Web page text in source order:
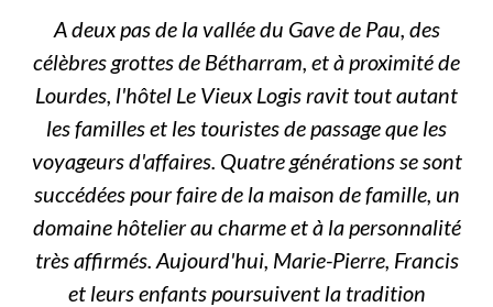
A deux pas de la vallée du Gave de Pau, des
célèbres grottes de Bétharram, et à proximité de
Lourdes, l'hôtel Le Vieux Logis ravit tout autant
les familles et les touristes de passage que les
voyageurs d'affaires. Quatre générations se sont
succédées pour faire de la maison de famille, un
domaine hôtelier au charme et à la personnalité
très affirmés. Aujourd'hui, Marie-Pierre, Francis
et leurs enfants poursuivent la tradition